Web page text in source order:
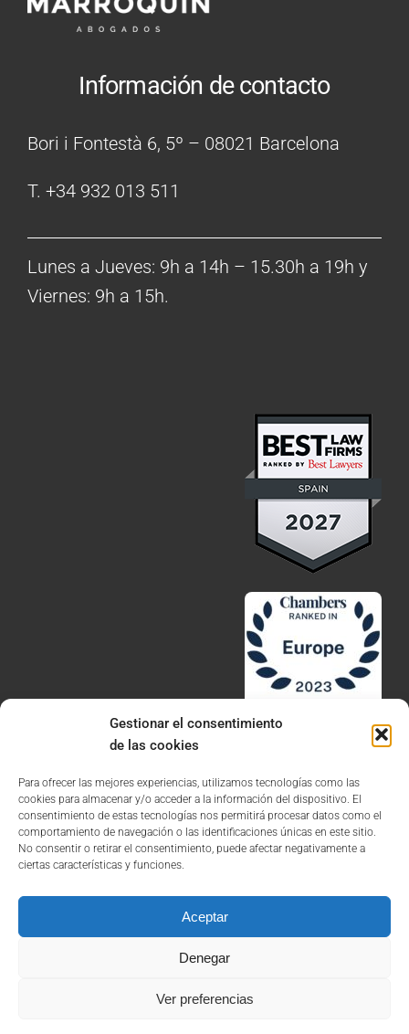
Gestionar el consentimiento
de las cookies
Para ofrecer las mejores experiencias, utilizamos tecnologías como las
cookies para almacenar y/o acceder a la información del dispositivo. El
consentimiento de estas tecnologías nos permitirá procesar datos como el
comportamiento de navegación o las identificaciones únicas en este sitio.
No consentir o retirar el consentimiento, puede afectar negativamente a
ciertas características y funciones.
Aceptar
Denegar
Ver preferencias
Información de contacto
Bori i Fontestà 6, 5º – 08021 Barcelona
T. +34 932 013 511
Lunes a Jueves: 9h a 14h – 15.30h a 19h y
Viernes: 9h a 15h.
Aviso Legal
Política de Privacidad
©2025 Todos los derechos reservados. Marroquín Abogados, S.L.P.